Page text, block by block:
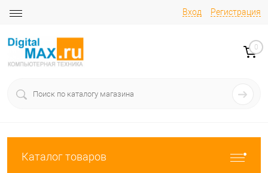
Вход Регистрация
0
Каталог товаров